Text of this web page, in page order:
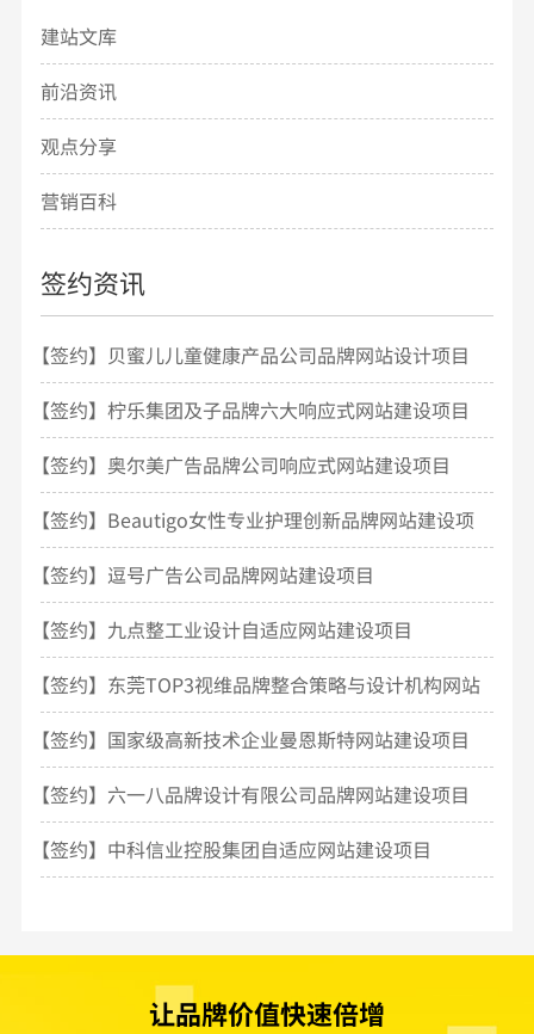
建站文库
前沿资讯
观点分享
营销百科
签约资讯
【签约】贝蜜儿儿童健康产品公司品牌网站设计项目
开发
【签约】柠乐集团及子品牌六大响应式网站建设项目
【签约】奥尔美广告品牌公司响应式网站建设项目
【签约】Beautigo女性专业护理创新品牌网站建设项
目
【签约】逗号广告公司品牌网站建设项目
【签约】九点整工业设计自适应网站建设项目
【签约】东莞TOP3视维品牌整合策略与设计机构网站
建设
【签约】国家级高新技术企业曼恩斯特网站建设项目
【签约】六一八品牌设计有限公司品牌网站建设项目
【签约】中科信业控股集团自适应网站建设项目
让品牌价值快速倍增